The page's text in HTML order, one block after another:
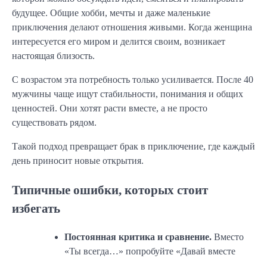
будущее. Общие хобби, мечты и даже маленькие
приключения делают отношения живыми. Когда женщина
интересуется его миром и делится своим, возникает
настоящая близость.
С возрастом эта потребность только усиливается. После 40
мужчины чаще ищут стабильности, понимания и общих
ценностей. Они хотят расти вместе, а не просто
существовать рядом.
Такой подход превращает брак в приключение, где каждый
день приносит новые открытия.
Типичные ошибки, которых стоит
избегать
Постоянная критика и сравнение. Вместо
«Ты всегда…» попробуйте «Давай вместе